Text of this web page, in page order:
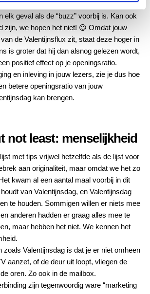
ziet de mail waarschijnlijk pas de
elk geval als de “buzz” voorbij is. Kan ook
zijn, we hopen het niet! 😉 Omdat jouw
de Valentijnsflux zit, staat deze hoger in
is groter dat hij dan alsnog gelezen wordt,
positief effect op je openingsratio.
en inleving in jouw lezers, zie je dus hoe
betere openingsratio van jouw
kan brengen.
not least: menselijkheid
met tips vrijwel hetzelfde als de lijst voor
aan originaliteit, maar omdat we het zo
kwam al een aantal maal voorbij in dit
van Valentijnsdag, en Valentijnsdag
te houden. Sommigen willen er niets mee
anderen hadden er graag alles mee te
maar hebben het niet. We kennen het
zoals Valentijnsdag is dat je er niet omheen
aanzet, of de deur uit loopt, vliegen de
oren. Zo ook in de mailbox.
zijn tegenwoordig ware “marketing